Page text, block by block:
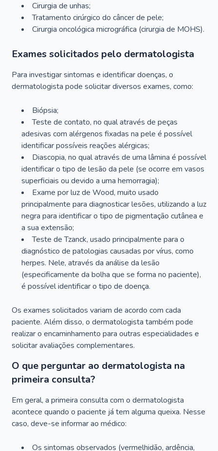
Cirurgia de unhas;
Tratamento cirúrgico do câncer de pele;
Cirurgia oncológica micrográfica (cirurgia de MOHS).
Exames solicitados pelo dermatologista
Para investigar sintomas e identificar doenças, o
dermatologista pode solicitar diversos exames, como:
Biópsia;
Teste de contato, no qual através de peças
adesivas com alérgenos fixadas na pele é possível
identificar possíveis reações alérgicas;
Diascopia, no qual através de uma lâmina é possível
identificar o tipo de lesão da pele (se ocorre em vasos
superficiais ou devido a uma hemorragia);
Exame por luz de Wood, muito usado
principalmente para diagnosticar lesões, utilizando a luz
negra para identificar o tipo de pigmentação cutânea e
a sua extensão;
Teste de Tzanck, usado principalmente para o
diagnóstico de patologias causadas por vírus, como
herpes. Nele, através da análise da lesão
(especificamente da bolha que se forma no paciente),
é possível identificar o tipo de doença.
Os exames solicitados variam de acordo com cada
paciente. Além disso, o dermatologista também pode
realizar o encaminhamento para outras especialidades e
solicitar avaliações complementares.
O que perguntar ao dermatologista na
primeira consulta?
Em geral, a primeira consulta com o dermatologista
acontece quando o paciente já tem alguma queixa. Nesse
caso, deve-se informar ao médico:
Os sintomas observados (vermelhidão, ardência,